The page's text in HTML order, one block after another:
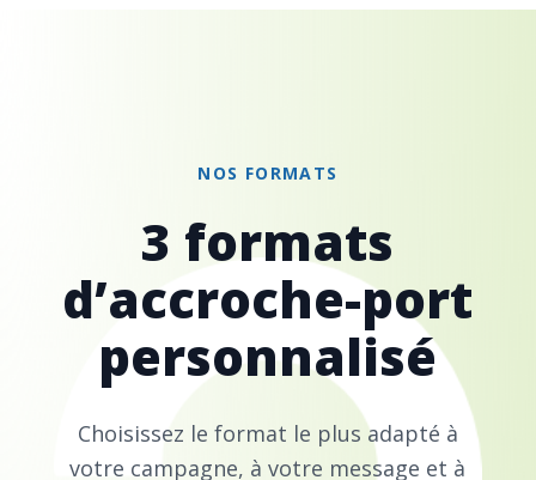
NOS FORMATS
3 formats
d’accroche-port
personnalisé
Choisissez le format le plus adapté à
votre campagne, à votre message et à